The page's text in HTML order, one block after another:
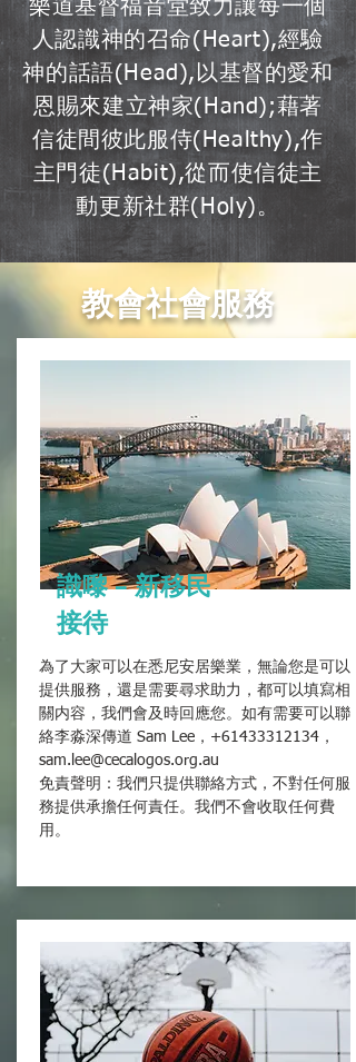
樂道基督福音堂致力讓每一個
人認識神的召命(Heart),經驗
神的話語(Head),以基督的愛和
恩賜來建立神家(Hand);藉著
信徒間彼此服侍(Healthy),作
主門徒(Habit),從而使信徒主
動更新社群(Holy)。
教會社會服務
識嚟 – 新移民
接待
為了大家可以在悉尼安居樂業，無論您是可以
提供服務，還是需要尋求助力，都可以填寫相
關内容，我們會及時回應您。如有需要可以聯
絡李淼深傳道 Sam Lee，+61433312134，
sam.lee@cecalogos.org.au
免責聲明：我們只提供聯絡方式，不對任何服
務提供承擔任何責任。我們不會收取任何費
用。